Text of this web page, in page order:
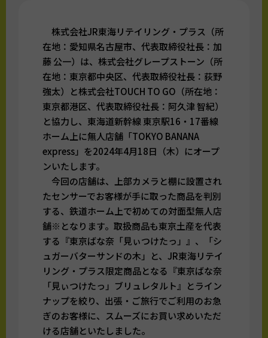
株式会社JR東海リテイリング・プラス（所
在地：愛知県名古屋市、代表取締役社長：加
藤 公一）は、株式会社グレープストーン（所
在地：東京都中央区、代表取締役社長：荻野
強太）と株式会社TOUCH TO GO（所在地：
東京都港区、代表取締役社長：阿久津 智紀）
と協力し、東海道新幹線 東京駅16・17番線
ホーム上に無人店舗「TOKYO BANANA
express」を2024年4月18日（木）にオープ
ンいたします。
今回の店舗は、上部カメラと棚に設置され
たセンサーでお客様が手に取った商品を判別
する、鉄道ホーム上で初めての対面型無人店
舗※となります。取扱商品も東京土産を代表
する『東京ばな奈「見ぃつけたっ」』、「シ
ュガーバターサンドの木」と、JR東海リテイ
リング・プラス限定商品となる『東京ばな奈
「見ぃつけたっ」ブリュレタルト』とライン
ナップを絞り、出張・ご旅行でご利用のお急
ぎのお客様に、スムーズにお買い求めいただ
ける店舗といたしました。